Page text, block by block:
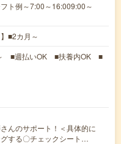
ト例～7:00～16:009:00～
■2カ月～
■週払いOK ■扶養内OK ■
んのサポート！＜具体的に
する〇チェックシート…